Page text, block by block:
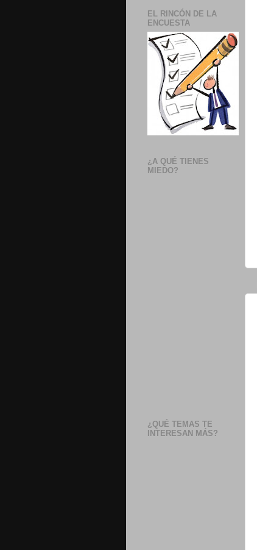
EL RINCÓN DE LA
ENCUESTA
¿A QUÉ TIENES
MIEDO?
¿QUÉ TEMAS TE
INTERESAN MÁS?